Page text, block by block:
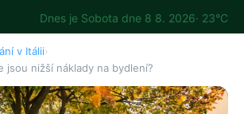
Dnes je Sobota dne 8 8. 2026· 23°C
v Itálii›
jsou nižší náklady na bydlení?